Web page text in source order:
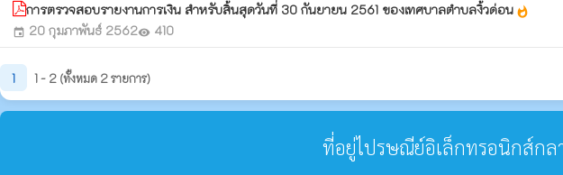
การตรวจสอบรายงานการเงิน สำหรับสิ้นสุดวันที่ 30 กันยายน 2561 ของเทศบาลตำบลงิ้วด่อน whatshot
event 20 กุมภาพันธ์ 2562visibility 410
1 1 - 2 (ทั้งหมด 2 รายการ)
ที่อยู่ไปรษณีย์อิเล็กทรอนิกส์กล